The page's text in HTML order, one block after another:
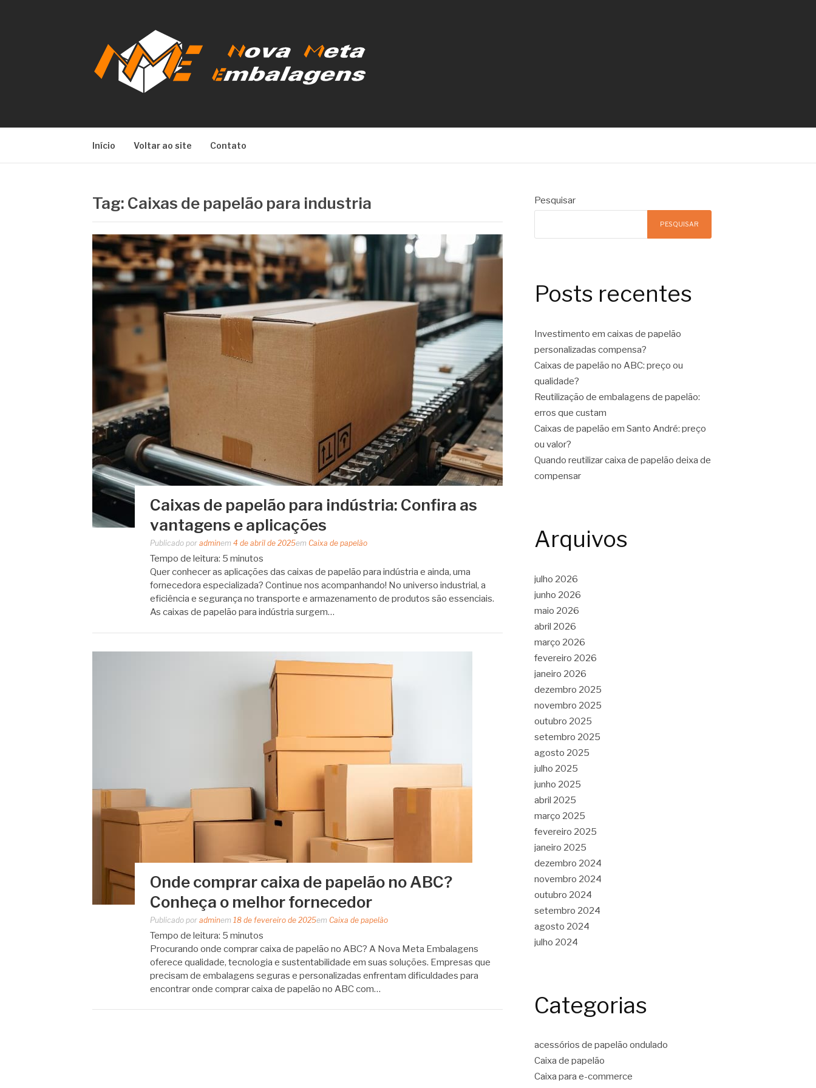
Início Voltar ao site Contato
Tag: Caixas de papelão para industria
Caixas de papelão para indústria: Confira as
vantagens e aplicações
Publicado por adminem 4 de abril de 2025em Caixa de papelão
Tempo de leitura: 5 minutos
Quer conhecer as aplicações das caixas de papelão para indústria e ainda, uma
fornecedora especializada? Continue nos acompanhando! No universo industrial, a
eficiência e segurança no transporte e armazenamento de produtos são essenciais.
As caixas de papelão para indústria surgem…
Onde comprar caixa de papelão no ABC?
Conheça o melhor fornecedor
Publicado por adminem 18 de fevereiro de 2025em Caixa de papelão
Tempo de leitura: 5 minutos
Procurando onde comprar caixa de papelão no ABC? A Nova Meta Embalagens
oferece qualidade, tecnologia e sustentabilidade em suas soluções. Empresas que
precisam de embalagens seguras e personalizadas enfrentam dificuldades para
encontrar onde comprar caixa de papelão no ABC com…
Pesquisar
PESQUISAR
Posts recentes
Investimento em caixas de papelão
personalizadas compensa?
Caixas de papelão no ABC: preço ou
qualidade?
Reutilização de embalagens de papelão:
erros que custam
Caixas de papelão em Santo André: preço
ou valor?
Quando reutilizar caixa de papelão deixa de
compensar
Arquivos
julho 2026
junho 2026
maio 2026
abril 2026
março 2026
fevereiro 2026
janeiro 2026
dezembro 2025
novembro 2025
outubro 2025
setembro 2025
agosto 2025
julho 2025
junho 2025
abril 2025
março 2025
fevereiro 2025
janeiro 2025
dezembro 2024
novembro 2024
outubro 2024
setembro 2024
agosto 2024
julho 2024
Categorias
acessórios de papelão ondulado
Caixa de papelão
Caixa para e-commerce